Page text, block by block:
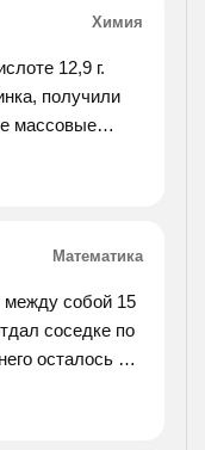
Химия
12,9 г.
получили
массовые
Математика
между собой 15
соседке по
осталось 3
к уравнение.).